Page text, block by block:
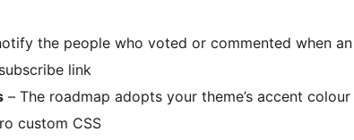
the people who voted or commented when an
link
– The roadmap adopts your theme’s accent colour
custom CSS